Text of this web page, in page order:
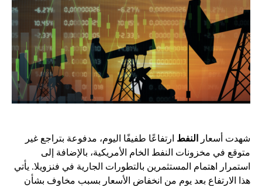
شهدت أسعار النفط ارتفاعًا طفيفًا اليوم، مدفوعة بتراجع غير
متوقع في مخزونات النفط الخام الأمريكية، بالإضافة إلى
استمرار اهتمام المستثمرين بالتطورات الجارية في فنزويلا. يأتي
هذا الارتفاع بعد يوم من انخفاض الأسعار بسبب مخاوف بشأن